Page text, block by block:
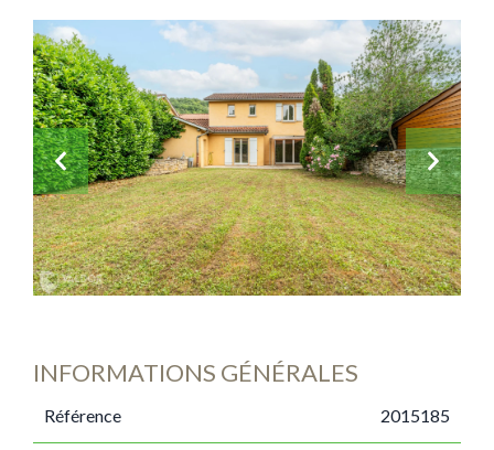
INFORMATIONS GÉNÉRALES
Référence 2015185